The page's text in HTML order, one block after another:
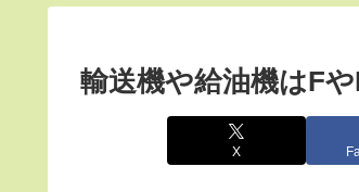
輸送機や給油機はF
X